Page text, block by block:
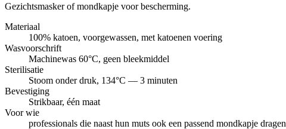
Gezichtsmasker of mondkapje voor bescherming.
Materiaal
100% katoen, voorgewassen, met katoenen voering
Wasvoorschrift
Machinewas 60°C, geen bleekmiddel
Sterilisatie
Stoom onder druk, 134°C — 3 minuten
Bevestiging
Strikbaar, één maat
Voor wie
professionals die naast hun muts ook een passend mondkapje dragen